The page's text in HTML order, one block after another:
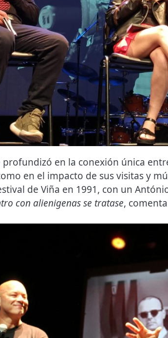
profundizó en la conexión única
en el impacto de sus visitas y
de Viña en 1991, con un
con alienigenas se tratase,